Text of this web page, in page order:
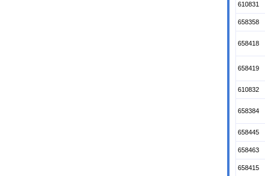
610831
658358
658418
658419
610832
658384
658445
658463
658415